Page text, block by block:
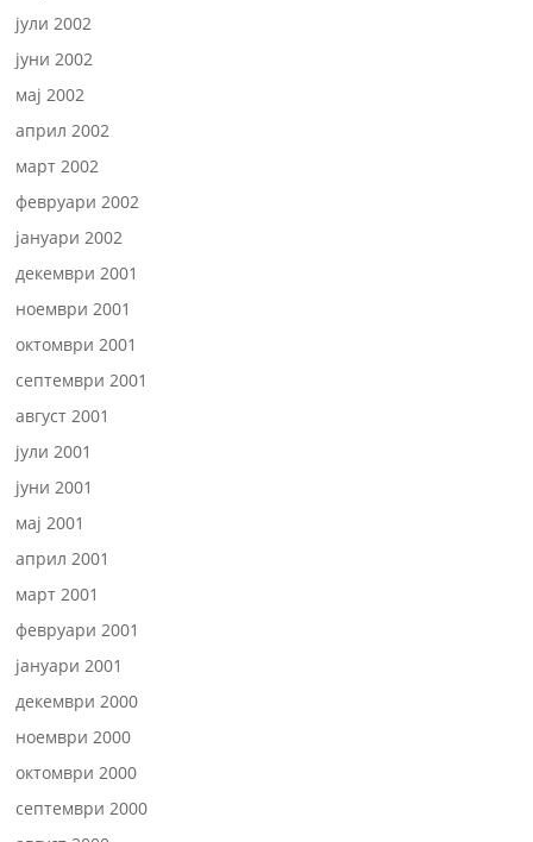
јули 2002
јуни 2002
мај 2002
април 2002
март 2002
февруари 2002
јануари 2002
декември 2001
ноември 2001
октомври 2001
септември 2001
август 2001
јули 2001
јуни 2001
мај 2001
април 2001
март 2001
февруари 2001
јануари 2001
декември 2000
ноември 2000
октомври 2000
септември 2000